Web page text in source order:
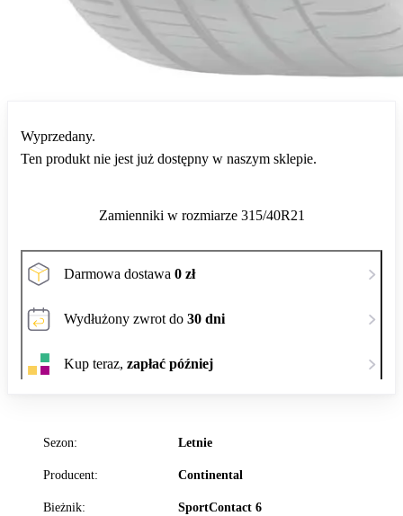
Sezon: Letnie
Producent: Continental
Bieżnik: SportContact 6
Wyprzedany.
Ten produkt nie jest już dostępny w naszym sklepie.
Zamienniki w rozmiarze 315/40R21
Darmowa dostawa 0 zł
Wydłużony zwrot do 30 dni
Kup teraz, zapłać później